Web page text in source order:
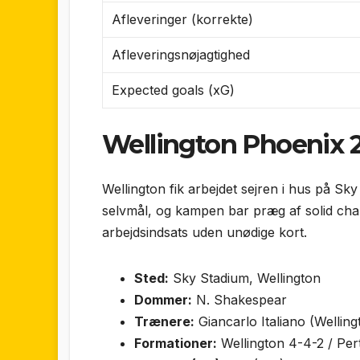
Afleveringer (korrekte)
Afleveringsnøjagtighed
Expected goals (xG)
Wellington Phoenix
Wellington fik arbejdet sejren i hus på
selvmål, og kampen bar præg af solid
arbejdsindsats uden unødige kort.
Sted: Sky Stadium, Wellington
Dommer: N. Shakespear
Trænere: Giancarlo Italiano
Formationer: Wellington 4-4-2 /